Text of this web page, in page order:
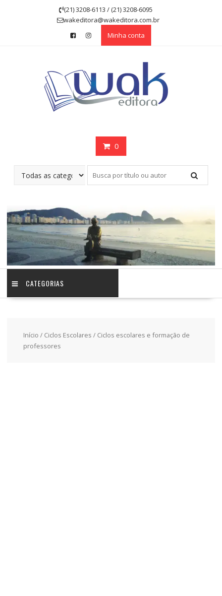
(21) 3208-6113 / (21) 3208-6095
wakeditora@wakeditora.com.br
Minha conta
0
CATEGORIAS
Início / Ciclos Escolares / Ciclos escolares e formação de
professores